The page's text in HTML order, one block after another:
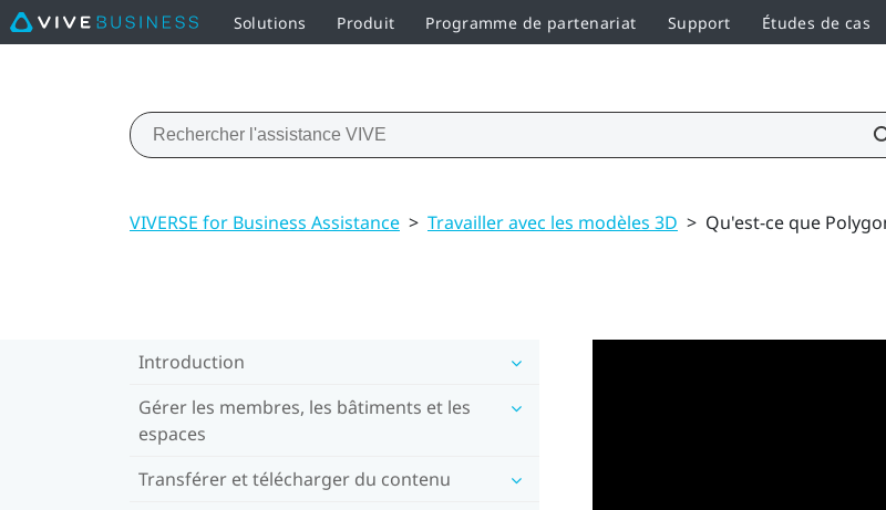
Solutions Produit Programme de partenariat Support Études de cas
VIVERSE for Business Assistance > Travailler avec les modèles 3D > Qu'est-ce que
Introduction
Gérer les membres, les bâtiments et les
espaces
Transférer et télécharger du contenu